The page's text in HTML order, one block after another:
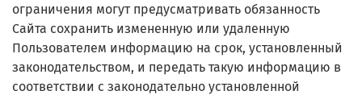
ограничения могут предусматривать обязанность
Сайта сохранить измененную или удаленную
Пользователем информацию на срок, установленный
законодательством, и передать такую информацию в
соответствии с законодательно установленной